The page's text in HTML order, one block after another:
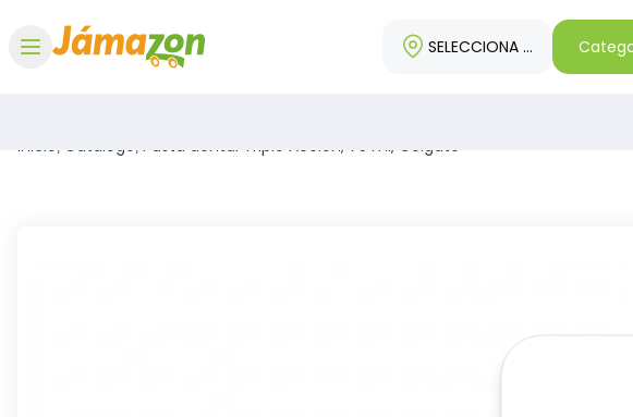
SELECCIONA TU REGIÓN
Inicio/ Catálogo/ Pasta dental Triple Acción, 75 ml, Colgate